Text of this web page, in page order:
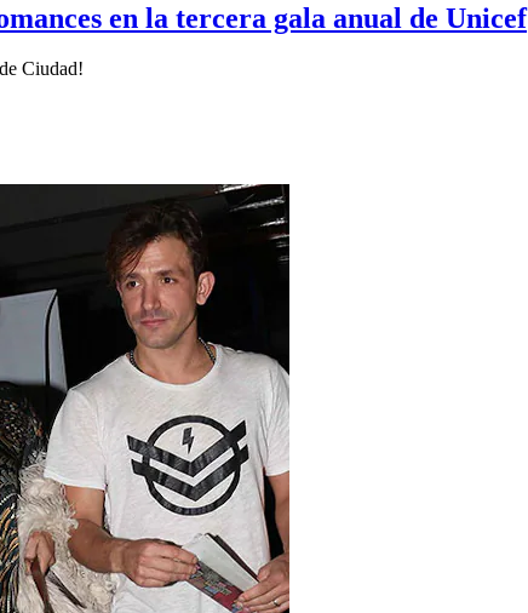
en la tercera gala anual de Unicef
Ciudad!